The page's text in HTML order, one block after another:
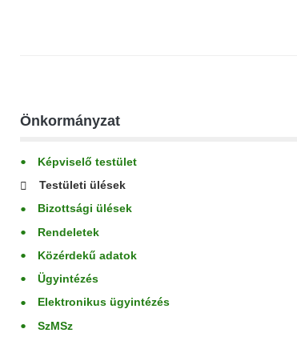
Önkormányzat
Képviselő testület
Testületi ülések
Bizottsági ülések
Rendeletek
Közérdekű adatok
Ügyintézés
Elektronikus ügyintézés
SzMSz